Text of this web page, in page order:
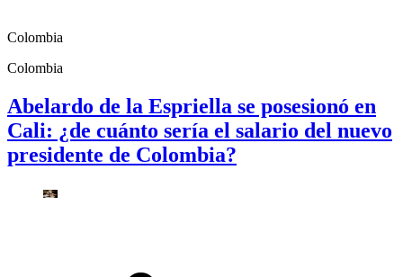
Colombia
Colombia
Abelardo de la Espriella se posesionó en
Cali: ¿de cuánto sería el salario del nuevo
presidente de Colombia?